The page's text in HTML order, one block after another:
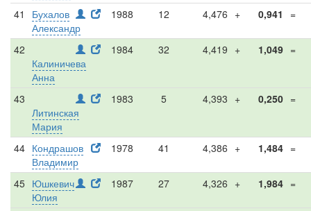
41
Бухалов
Александр
1988 12 4,476 + 0,941 =
42
Калиничева
Анна
1984 32 4,419 + 1,049 =
43
Литинская
Мария
1983 5 4,393 + 0,250 =
44 Кондрашов
Владимир
1978 41 4,386 + 1,484 =
45 Юшкевич
Юлия
1987 27 4,326 + 1,984 =